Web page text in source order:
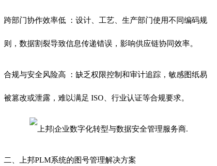
跨部门协作效率低 ：设计、工艺、生产部门使用不同编码规
则，数据割裂导致信息传递错误，影响供应链协同效率。
合规与安全风险高 ：缺乏权限控制和审计追踪，敏感图纸易
被篡改或泄露，难以满足 ISO、行业认证等合规要求。
二、上邦PLM系统的图号管理解决方案